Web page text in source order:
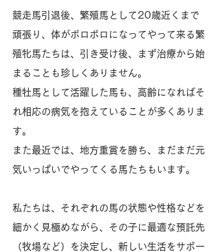
競走馬引退後、繁殖馬として20歳近くまで
頑張り、体がボロボロになってやって来る繁
殖牝馬たちは、引き受け後、まず治療から始
まることも珍しくありません。
種牡馬として活躍した馬も、高齢になればそ
れ相応の病気を抱えていることが多くありま
す。
また最近では、地方重賞を勝ち、まだまだ元
気いっぱいでやってくる馬たちもいます。
私たちは、それぞれの馬の状態や性格などを
細かく見極めながら、その子に最適な預託先
（牧場など）を決定し、新しい生活をサポー